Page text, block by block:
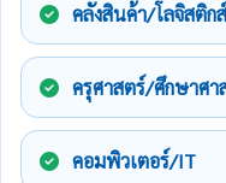
คลังสินค้า/โลจิสติก
ครุศาสตร์/ศึกษาศา
คอมพิวเตอร์/IT